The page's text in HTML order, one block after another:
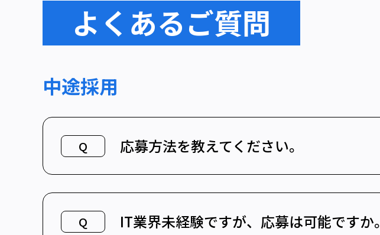
よくあるご質問
中途採用
Q 応募方法を教えてください。
Q IT業界未経験ですが、応募は可能ですか。